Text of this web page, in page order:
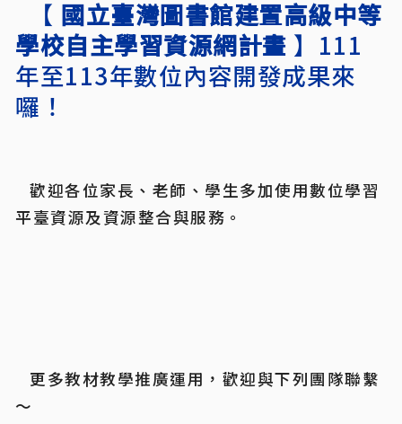
【 國立臺灣圖書館建置高級中等
學校自主學習資源網計畫 】111
年至113年數位內容開發成果來
囉！
平臺資源及資源整合與服務。
～